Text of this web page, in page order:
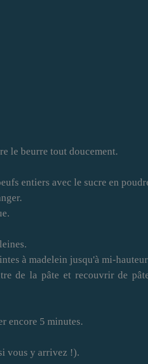
le beurre tout doucement.
entiers avec le sucre en
à madelein jusqu'à mi-
de la pâte et recouvrir de
encore 5 minutes.
vous y arrivez !).